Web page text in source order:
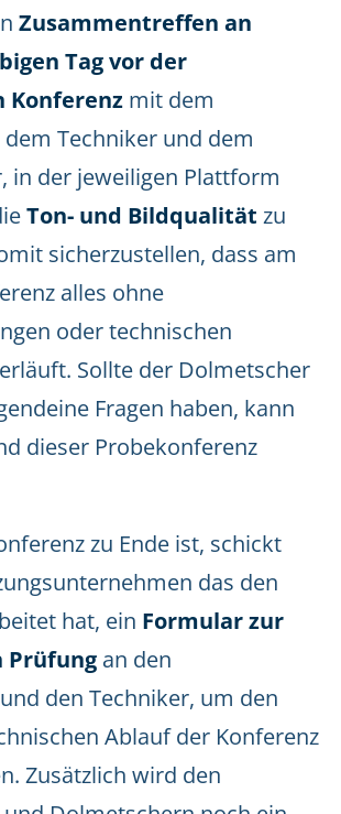
Zusammentreffen an
Tag vor der
Konferenz mit dem
Techniker und dem
in der jeweiligen Plattform
Ton- und Bildqualität zu
sicherzustellen, dass am
alles ohne
oder technischen
Sollte der Dolmetscher
Fragen haben, kann
dieser Probekonferenz
zu Ende ist, schickt
das den
hat, ein Formular zur
Prüfung an den
den Techniker, um den
Ablauf der Konferenz
Zusätzlich wird den